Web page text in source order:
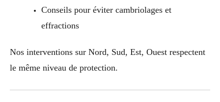
Conseils pour éviter cambriolages et
effractions
Nos interventions sur Nord, Sud, Est, Ouest respectent
le même niveau de protection.